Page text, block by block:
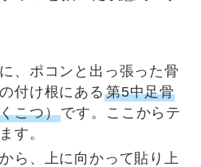
、ポコンと出っ張った骨
付け根にある 第5中足骨
こつ）です。ここからテ
す。
ら、上に向かって貼り上